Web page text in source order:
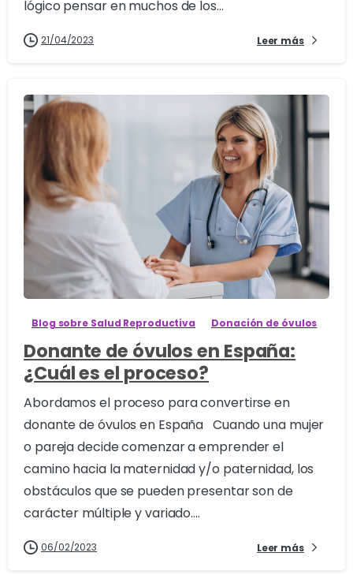
lógico pensar en muchos de los...
21/04/2023 Leer más
0
Blog sobre Salud Reproductiva Donación de óvulos
Donante de óvulos en España:
¿Cuál es el proceso?
Abordamos el proceso para convertirse en
donante de óvulos en España Cuando una mujer
o pareja decide comenzar a emprender el
camino hacia la maternidad y/o paternidad, los
obstáculos que se pueden presentar son de
carácter múltiple y variado....
06/02/2023 Leer más